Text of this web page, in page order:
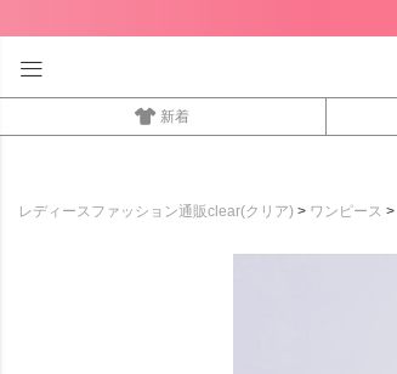
新着
レディースファッション通販clear(クリア) ワンピース